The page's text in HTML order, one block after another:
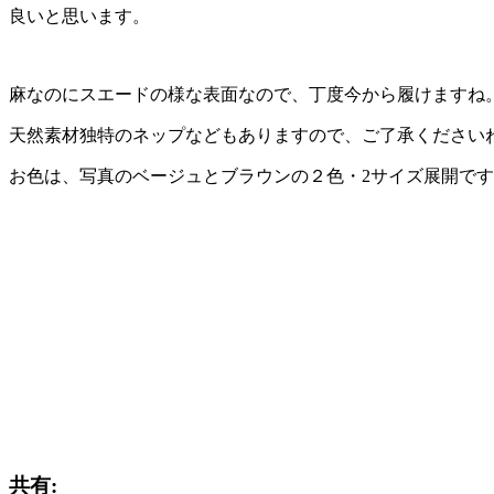
良いと思います。
麻なのにスエードの様な表面なので、丁度今から履けますね。
天然素材独特のネップなどもありますので、ご了承ください
お色は、写真のベージュとブラウンの２色・2サイズ展開です
共有: